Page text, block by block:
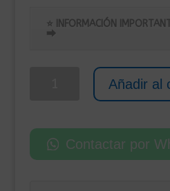
⭐ INFORMACIÓN
⮕
Poste
Añadir al
Contactar por